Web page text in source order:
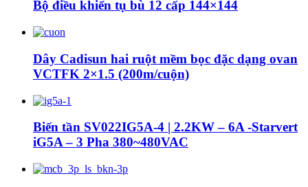
Bộ điều khiển tụ bù 12 cấp 144×144
Dây Cadisun hai ruột mềm bọc đặc dạng ovan
VCTFK 2×1.5 (200m/cuộn)
Biến tần SV022IG5A-4 | 2.2KW – 6A -Starvert
iG5A – 3 Pha 380~480VAC